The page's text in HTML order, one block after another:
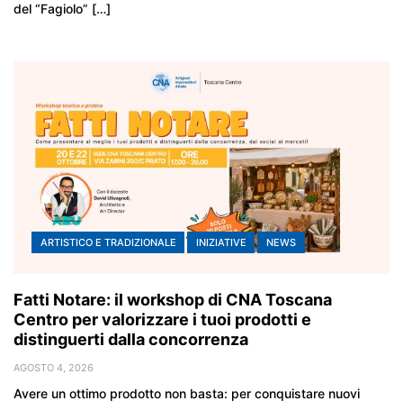
del “Fagiolo” […]
ARTISTICO E TRADIZIONALE INIZIATIVE NEWS
Fatti Notare: il workshop di CNA Toscana
Centro per valorizzare i tuoi prodotti e
distinguerti dalla concorrenza
AGOSTO 4, 2026
Avere un ottimo prodotto non basta: per conquistare nuovi